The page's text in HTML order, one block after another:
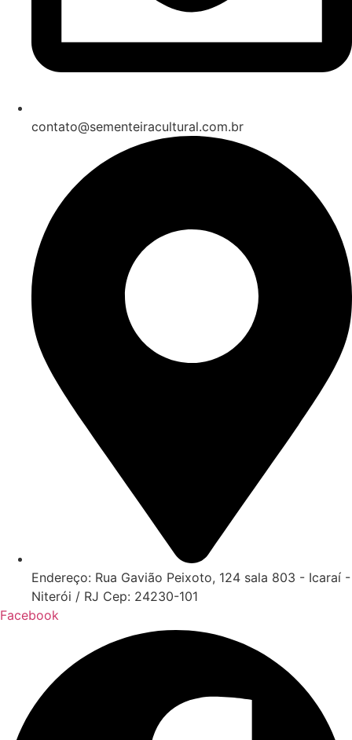
contato@sementeiracultural.com.br
Endereço: Rua Gavião Peixoto, 124 sala 803 - Icaraí -
Niterói / RJ Cep: 24230-101
Facebook